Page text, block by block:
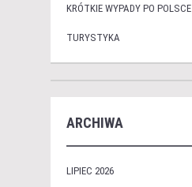
KRÓTKIE WYPADY PO POLSCE
TURYSTYKA
ARCHIWA
LIPIEC 2026